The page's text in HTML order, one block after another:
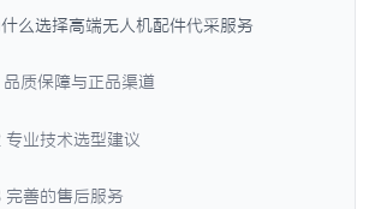
么选择高端无人机配件代采服务
品质保障与正品渠道
专业技术选型建议
完善的售后服务